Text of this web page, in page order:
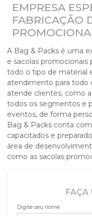
EMPRESA
FABRICAÇÃO
A Bag & Packs é uma
e sacolas promocionais
todo o tipo de material
atendimento para todo
atende clientes, como
todos os segmentos e
eventos, de forma
Bag & Packs conta
capacitados e
área de
como as sacolas
FAÇA
Digite seu nome